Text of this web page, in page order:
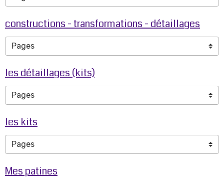
constructions - transformations - détaillages
les détaillages (kits)
les kits
Mes patines